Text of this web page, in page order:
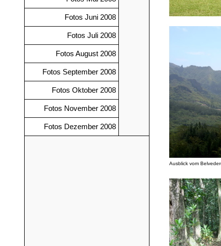
Fotos Juni 2008
Fotos Juli 2008
Fotos August 2008
Fotos September 2008
Fotos Oktober 2008
Fotos November 2008
Fotos Dezember 2008
Ausblick vom